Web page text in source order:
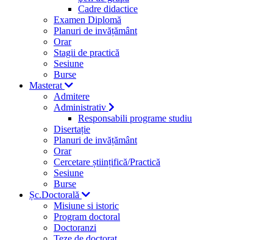
Cadre didactice
Examen Diplomă
Planuri de invățământ
Orar
Stagii de practică
Sesiune
Burse
Masterat
Admitere
Administrativ
Responsabili programe studiu
Disertație
Planuri de invățământ
Orar
Cercetare științifică/Practică
Sesiune
Burse
Șc.Doctorală
Misiune si istoric
Program doctoral
Doctoranzi